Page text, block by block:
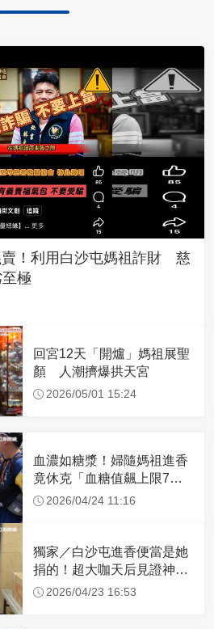
賣！利用白沙屯媽祖詐財 慈
極
回宮12天「開爐」媽祖展聖
顏 人潮擠爆拱天宮
2026/05/01 15:24
血濃如糖漿！婦隨媽祖進香
竟休克「血糖值飆上限7
倍」 醫曝原因
2026/04/24 11:16
獨家／白沙屯進香便當是她
捐的！超大咖天后見證神
蹟 一靠近媽祖就爆哭
2026/04/23 16:53